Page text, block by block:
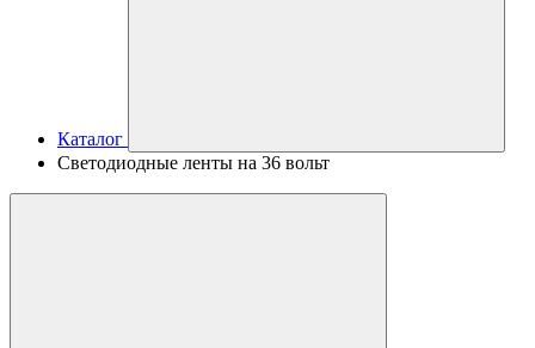
Каталог
Светодиодные ленты на 36 вольт